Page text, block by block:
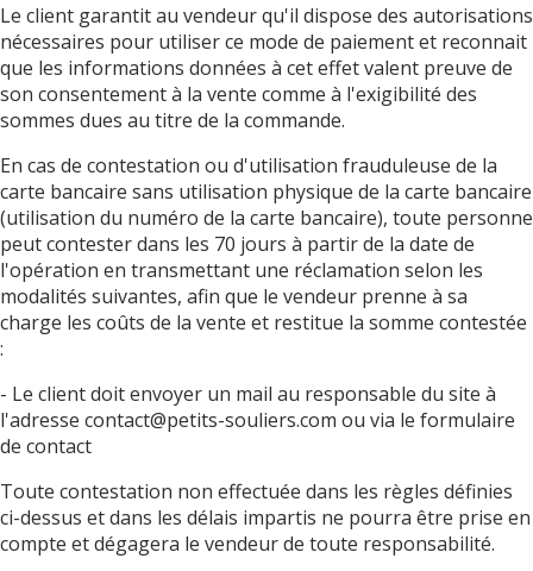
Le client garantit au vendeur qu'il dispose des autorisations
nécessaires pour utiliser ce mode de paiement et reconnait
que les informations données à cet effet valent preuve de
son consentement à la vente comme à l'exigibilité des
sommes dues au titre de la commande.
En cas de contestation ou d'utilisation frauduleuse de la
carte bancaire sans utilisation physique de la carte bancaire
(utilisation du numéro de la carte bancaire), toute personne
peut contester dans les 70 jours à partir de la date de
l'opération en transmettant une réclamation selon les
modalités suivantes, afin que le vendeur prenne à sa
charge les coûts de la vente et restitue la somme contestée
:
- Le client doit envoyer un mail au responsable du site à
l'adresse contact@petits-souliers.com ou via le formulaire
de contact
Toute contestation non effectuée dans les règles définies
ci-dessus et dans les délais impartis ne pourra être prise en
compte et dégagera le vendeur de toute responsabilité.